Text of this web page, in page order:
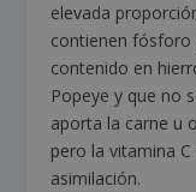
elevada
contienen fósforo
contenido en
Popeye y que no
aporta la carne u
pero la vitamina
asimilación.